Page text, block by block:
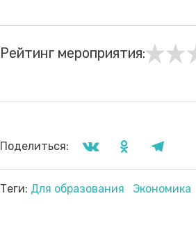
Рейтинг мероприятия:
Поделиться:
Теги: Для образования Экономика